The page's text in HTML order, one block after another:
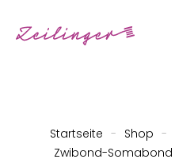
Startseite - Shop -
Zwibond-Somabond